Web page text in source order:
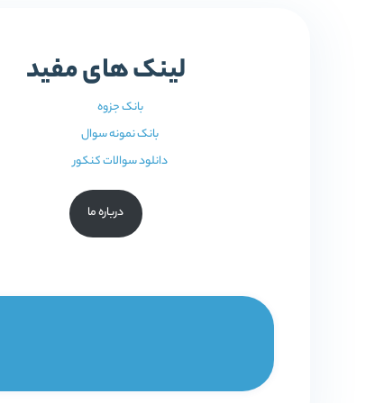
لینک های مفید
بانک جزوه
بانک نمونه سوال
دانلود سوالات کنکور
درباره ما